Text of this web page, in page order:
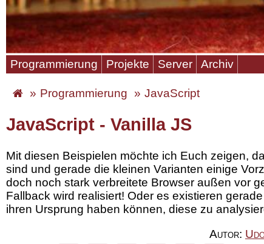
Programmierung Projekte Server Archiv
Programmierung JavaScript
JavaScript - Vanilla JS
Mit diesen Beispielen möchte ich Euch zeigen,
sind und gerade die kleinen Varianten einige
doch noch stark verbreitete Browser außen vor
Fallback wird realisiert! Oder es existieren
ihren Ursprung haben können, diese zu
Autor: